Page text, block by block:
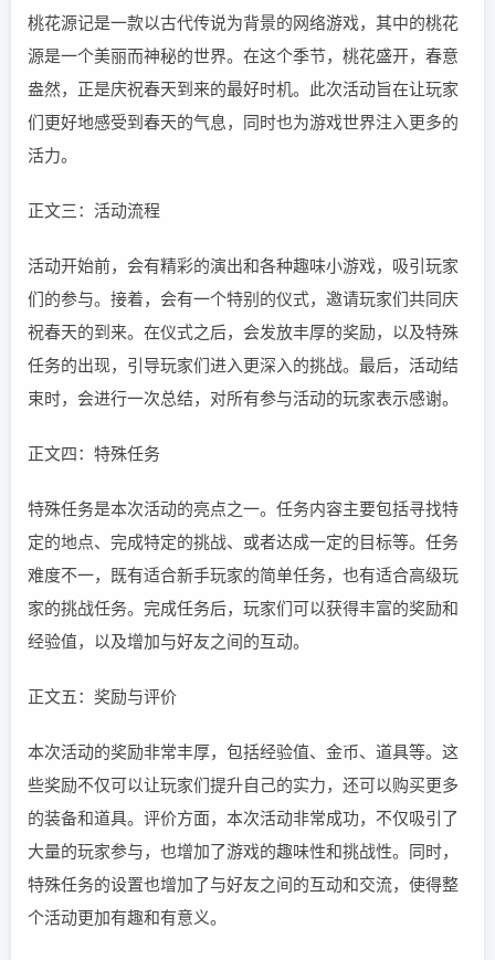
桃花源记是一款以古代传说为背景的网络游戏，其中的桃花
源是一个美丽而神秘的世界。在这个季节，桃花盛开，春意
盎然，正是庆祝春天到来的最好时机。此次活动旨在让玩家
们更好地感受到春天的气息，同时也为游戏世界注入更多的
活力。
正文三：活动流程
活动开始前，会有精彩的演出和各种趣味小游戏，吸引玩家
们的参与。接着，会有一个特别的仪式，邀请玩家们共同庆
祝春天的到来。在仪式之后，会发放丰厚的奖励，以及特殊
任务的出现，引导玩家们进入更深入的挑战。最后，活动结
束时，会进行一次总结，对所有参与活动的玩家表示感谢。
正文四：特殊任务
特殊任务是本次活动的亮点之一。任务内容主要包括寻找特
定的地点、完成特定的挑战、或者达成一定的目标等。任务
难度不一，既有适合新手玩家的简单任务，也有适合高级玩
家的挑战任务。完成任务后，玩家们可以获得丰富的奖励和
经验值，以及增加与好友之间的互动。
正文五：奖励与评价
本次活动的奖励非常丰厚，包括经验值、金币、道具等。这
些奖励不仅可以让玩家们提升自己的实力，还可以购买更多
的装备和道具。评价方面，本次活动非常成功，不仅吸引了
大量的玩家参与，也增加了游戏的趣味性和挑战性。同时，
特殊任务的设置也增加了与好友之间的互动和交流，使得整
个活动更加有趣和有意义。